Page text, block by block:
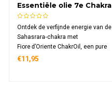
Essentiële olie 7e Chakra
Sahasrara
Ontdek de verfijnde energie van de
Sahasrara‑chakra met
Fiore d’Oriente ChakrOil, een pure
mix van etherische oliën en
€11,95